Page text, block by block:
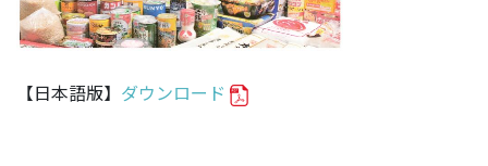
【日本語版】 ダウンロード